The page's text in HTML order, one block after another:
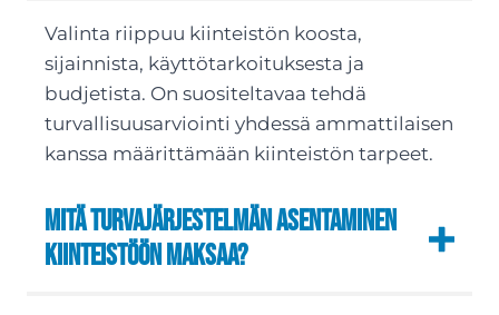
Valinta riippuu kiinteistön koosta,
sijainnista, käyttötarkoituksesta ja
budjetista. On suositeltavaa tehdä
turvallisuusarviointi yhdessä ammattilaisen
kanssa määrittämään kiinteistön tarpeet.
Mitä turvajärjestelmän asentaminen
kiinteistöön maksaa?